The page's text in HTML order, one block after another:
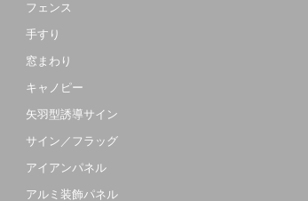
フェンス
手すり
窓まわり
キャノピー
矢羽型誘導サイン
サイン／フラッグ
アイアンパネル
アルミ装飾パネル